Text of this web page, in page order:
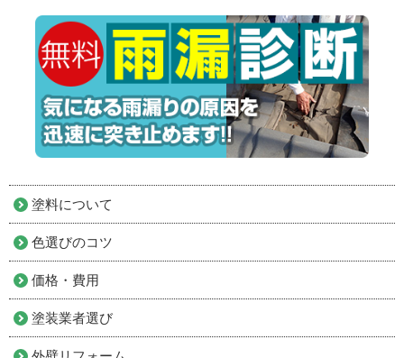
塗料について
色選びのコツ
価格・費用
塗装業者選び